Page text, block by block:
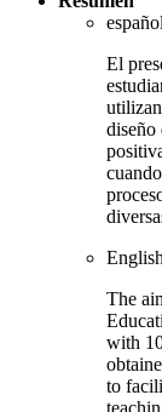
español
El
diseño
English
The
with
to